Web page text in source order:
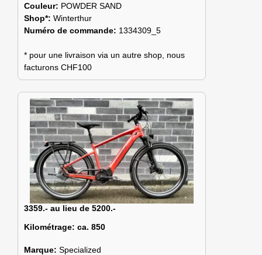
Couleur: POWDER SAND
Shop*: Winterthur
Numéro de commande: 1334309_5
* pour une livraison via un autre shop, nous
facturons CHF100
3359.- au lieu de 5200.-
Kilométrage: ca. 850
Marque: Specialized